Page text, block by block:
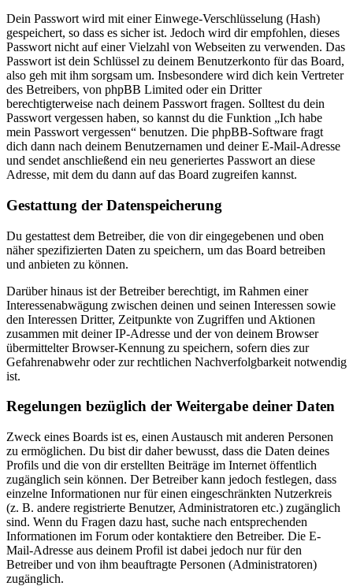
Dein Passwort wird mit einer Einwege-Verschlüsselung (Hash)
gespeichert, so dass es sicher ist. Jedoch wird dir empfohlen, dieses
Passwort nicht auf einer Vielzahl von Webseiten zu verwenden. Das
Passwort ist dein Schlüssel zu deinem Benutzerkonto für das Board,
also geh mit ihm sorgsam um. Insbesondere wird dich kein Vertreter
des Betreibers, von phpBB Limited oder ein Dritter
berechtigterweise nach deinem Passwort fragen. Solltest du dein
Passwort vergessen haben, so kannst du die Funktion „Ich habe
mein Passwort vergessen“ benutzen. Die phpBB-Software fragt
dich dann nach deinem Benutzernamen und deiner E-Mail-Adresse
und sendet anschließend ein neu generiertes Passwort an diese
Adresse, mit dem du dann auf das Board zugreifen kannst.
Gestattung der Datenspeicherung
Du gestattest dem Betreiber, die von dir eingegebenen und oben
näher spezifizierten Daten zu speichern, um das Board betreiben
und anbieten zu können.
Darüber hinaus ist der Betreiber berechtigt, im Rahmen einer
Interessenabwägung zwischen deinen und seinen Interessen sowie
den Interessen Dritter, Zeitpunkte von Zugriffen und Aktionen
zusammen mit deiner IP-Adresse und der von deinem Browser
übermittelter Browser-Kennung zu speichern, sofern dies zur
Gefahrenabwehr oder zur rechtlichen Nachverfolgbarkeit notwendig
ist.
Regelungen bezüglich der Weitergabe deiner Daten
Zweck eines Boards ist es, einen Austausch mit anderen Personen
zu ermöglichen. Du bist dir daher bewusst, dass die Daten deines
Profils und die von dir erstellten Beiträge im Internet öffentlich
zugänglich sein können. Der Betreiber kann jedoch festlegen, dass
einzelne Informationen nur für einen eingeschränkten Nutzerkreis
(z. B. andere registrierte Benutzer, Administratoren etc.) zugänglich
sind. Wenn du Fragen dazu hast, suche nach entsprechenden
Informationen im Forum oder kontaktiere den Betreiber. Die E-
Mail-Adresse aus deinem Profil ist dabei jedoch nur für den
Betreiber und von ihm beauftragte Personen (Administratoren)
zugänglich.